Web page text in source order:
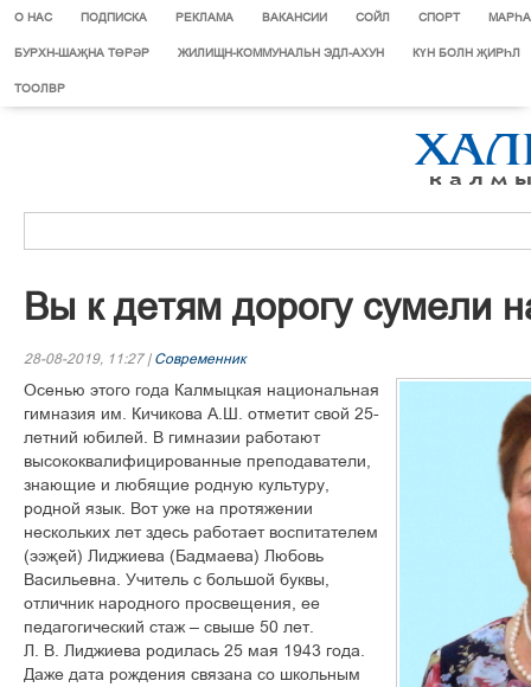
О НАС ПОДПИСКА РЕКЛАМА ВАКАНСИИ СОЙЛ СПОРТ
БУРХН-ШАҖНА ТӨРӘР ЖИЛИЩН-КОММУНАЛЬН ЭДЛ-АХУН КҮН БОЛН ҖИРҺЛ
ТООЛВР
Вы к детям дорогу сумели
28-08-2019, 11:27 | Современник
Осенью этого года Калмыцкая национальная
гимназия им. Кичикова А.Ш. отметит свой 25-
летний юбилей. В гимназии работают
высококвалифицированные преподаватели,
знающие и любящие родную культуру,
родной язык. Вот уже на протяжении
нескольких лет здесь работает воспитателем
(ээљей) Лиджиева (Бадмаева) Любовь
Васильевна. Учитель с большой буквы,
отличник народного просвещения, ее
педагогический стаж – свыше 50 лет.
Л. В. Лиджиева родилась 25 мая 1943 года.
Даже дата рождения связана со школьным